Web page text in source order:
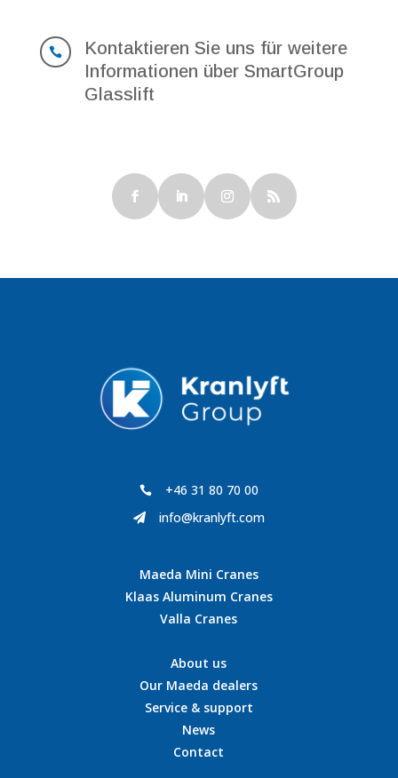

Kontaktieren Sie uns für weitere
Informationen über SmartGroup
Glasslift
 +46 31 80 70 00
 info@kranlyft.com
Maeda Mini Cranes
Klaas Aluminum Cranes
Valla Cranes
About us
Our Maeda dealers
Service & support
News
Contact